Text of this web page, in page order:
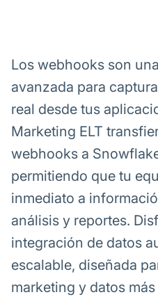
Los webhooks son
avanzada para
real desde tus
Marketing ELT
webhooks a
permitiendo que tu
inmediato a
análisis y reportes.
integración de datos
escalable, diseñada
marketing y datos